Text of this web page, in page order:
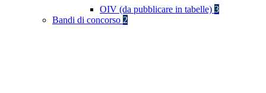
OIV (da pubblicare in tabelle) 3
Bandi di concorso 2